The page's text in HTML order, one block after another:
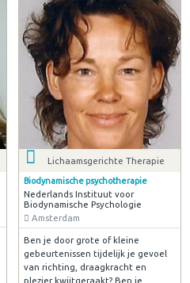
Lichaamsgerichte Therapie
Biodynamische psychotherapie
Nederlands Instituut voor
Biodynamische Psychologie
Amsterdam
Ben je door grote of kleine
gebeurtenissen tijdelijk je gevoel
van richting, draagkracht en
plezier kwijtgeraakt? Ben je